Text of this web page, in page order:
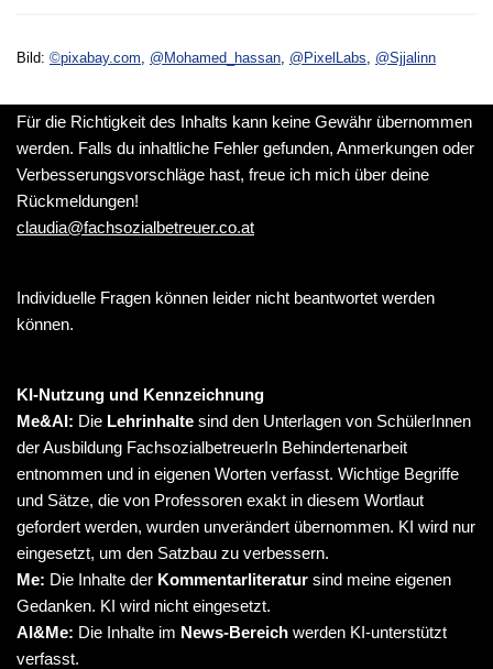
Bild: ©pixabay.com, @Mohamed_hassan, @PixelLabs, @Sjjalinn
Für die Richtigkeit des Inhalts kann keine Gewähr übernommen
werden. Falls du inhaltliche Fehler gefunden, Anmerkungen oder
Verbesserungsvorschläge hast, freue ich mich über deine
Rückmeldungen!
claudia@fachsozialbetreuer.co.at
Individuelle Fragen können leider nicht beantwortet werden
können.
KI-Nutzung und Kennzeichnung
Me&AI: Die Lehrinhalte sind den Unterlagen von SchülerInnen
der Ausbildung FachsozialbetreuerIn Behindertenarbeit
entnommen und in eigenen Worten verfasst. Wichtige Begriffe
und Sätze, die von Professoren exakt in diesem Wortlaut
gefordert werden, wurden unverändert übernommen. KI wird nur
eingesetzt, um den Satzbau zu verbessern.
Me: Die Inhalte der Kommentarliteratur sind meine eigenen
Gedanken. KI wird nicht eingesetzt.
AI&Me: Die Inhalte im News-Bereich werden KI-unterstützt
verfasst.